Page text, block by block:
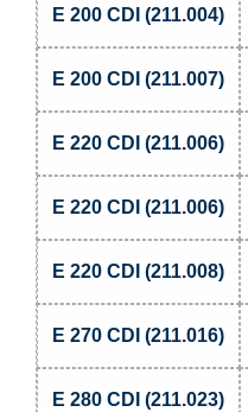
E 200 CDI (211.004)
E 200 CDI (211.007)
E 220 CDI (211.006)
E 220 CDI (211.006)
E 220 CDI (211.008)
E 270 CDI (211.016)
E 280 CDI (211.023)